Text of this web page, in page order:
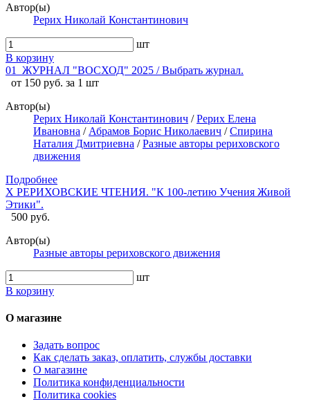
Автор(ы)
Рерих Николай Константинович
шт
В корзину
01_ЖУРНАЛ "ВОСХОД" 2025 / Выбрать журнал.
от 150 руб. за 1 шт
Автор(ы)
Рерих Николай Константинович /Рерих Елена
Ивановна / Абрамов Борис Николаевич /Спирина
Наталия Дмитриевна /Разные авторы рериховского
движения
Подробнее
X РЕРИХОВСКИЕ ЧТЕНИЯ. "К 100-летию Учения Живой
Этики".
500 руб.
Автор(ы)
Разные авторы рериховского движения
шт
В корзину
О магазине
Задать вопрос
Как сделать заказ, оплатить, службы доставки
О магазине
Политика конфиденциальности
Политика cookies